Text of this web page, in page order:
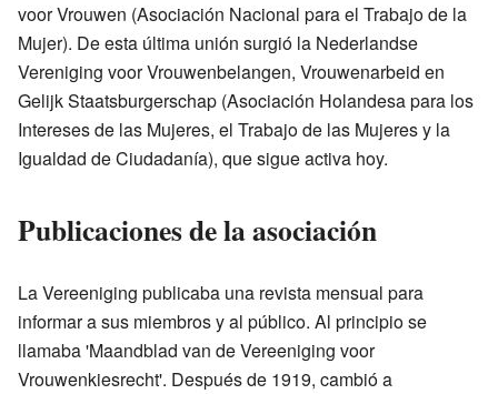
voor Vrouwen (Asociación Nacional para el Trabajo de la
Mujer). De esta última unión surgió la Nederlandse
Vereniging voor Vrouwenbelangen, Vrouwenarbeid en
Gelijk Staatsburgerschap (Asociación Holandesa para los
Intereses de las Mujeres, el Trabajo de las Mujeres y la
Igualdad de Ciudadanía), que sigue activa hoy.
Publicaciones de la asociación
La Vereeniging publicaba una revista mensual para
informar a sus miembros y al público. Al principio se
llamaba 'Maandblad van de Vereeniging voor
Vrouwenkiesrecht'. Después de 1919, cambió a